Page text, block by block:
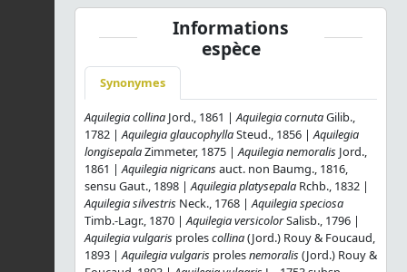
Informations
espèce
Synonymes
Aquilegia collina Jord., 1861 |Aquilegia cornutaGilib.,
1782 |Aquilegia glaucophyllaSteud., 1856 |Aquilegia
longisepalaZimmeter, 1875 |Aquilegia nemoralis Jord.,
1861 |Aquilegia nigricans auct. non Baumg., 1816,
sensu Gaut., 1898 |Aquilegia platysepala Rchb., 1832 |
Aquilegia silvestris Neck., 1768 |Aquilegia speciosa
Timb.-Lagr., 1870 |Aquilegia versicolorSalisb., 1796 |
Aquilegia vulgaris prolescollina(Jord.) Rouy & Foucaud,
1893 |Aquilegia vulgaris prolesnemoralis (Jord.) Rouy &